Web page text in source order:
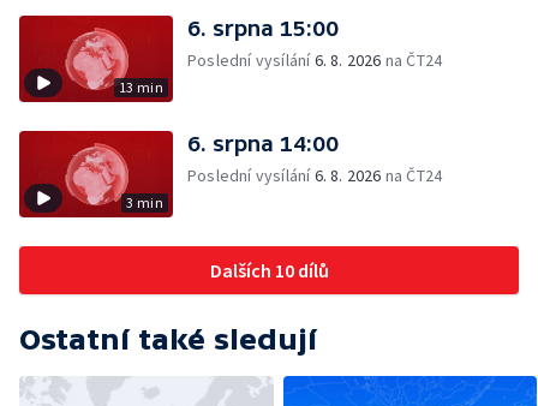
13 min
6. srpna 15:00
Poslední vysílání6. 8. 2026 na ČT24
3 min
6. srpna 14:00
Poslední vysílání6. 8. 2026 na ČT24
Dalších 10 dílů
Ostatní také sledují